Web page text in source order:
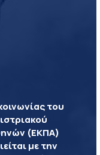
του
(ΕΚΠΑ)
με την